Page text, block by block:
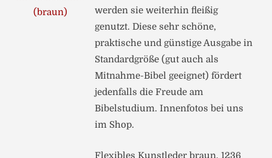
werden sie weiterhin fleißig
genutzt. Diese sehr schöne,
praktische und günstige Ausgabe in
Standardgröße (gut auch als
Mitnahme-Bibel geeignet) fördert
jedenfalls die Freude am
Bibelstudium. Innenfotos bei uns
im Shop.
Flexibles Kunstleder braun, 1236